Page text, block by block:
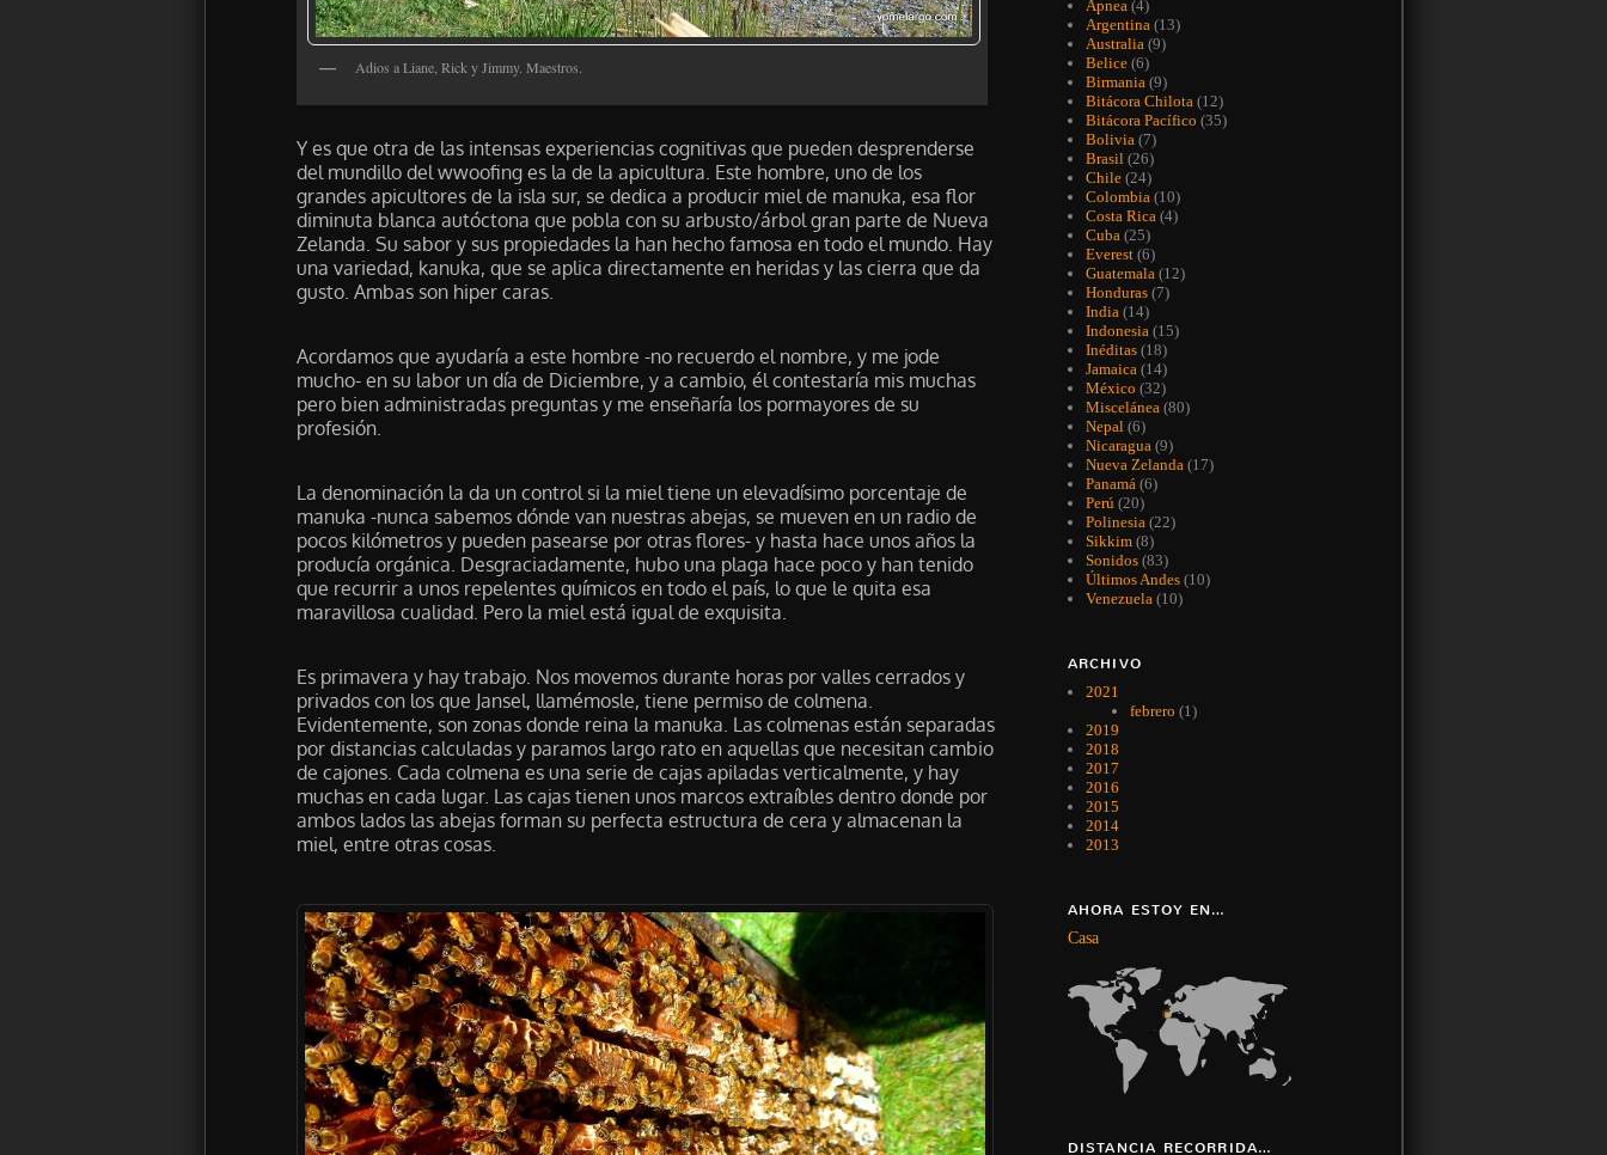
Adios a Liane, Rick y Jimmy. Maestros.
Y es que otra de las intensas experiencias cognitivas que pueden desprenderse
del mundillo del wwoofing es la de la apicultura. Este hombre, uno de los
grandes apicultores de la isla sur, se dedica a producir miel de manuka, esa flor
diminuta blanca autóctona que pobla con su arbusto/árbol gran parte de Nueva
Zelanda. Su sabor y sus propiedades la han hecho famosa en todo el mundo. Hay
una variedad, kanuka, que se aplica directamente en heridas y las cierra que da
gusto. Ambas son hiper caras.
Acordamos que ayudaría a este hombre -no recuerdo el nombre, y me jode
mucho- en su labor un día de Diciembre, y a cambio, él contestaría mis muchas
pero bien administradas preguntas y me enseñaría los pormayores de su
profesión.
La denominación la da un control si la miel tiene un elevadísimo porcentaje de
manuka -nunca sabemos dónde van nuestras abejas, se mueven en un radio de
pocos kilómetros y pueden pasearse por otras flores- y hasta hace unos años la
producía orgánica. Desgraciadamente, hubo una plaga hace poco y han tenido
que recurrir a unos repelentes químicos en todo el país, lo que le quita esa
maravillosa cualidad. Pero la miel está igual de exquisita.
Es primavera y hay trabajo. Nos movemos durante horas por valles cerrados y
privados con los que Jansel, llamémosle, tiene permiso de colmena.
Evidentemente, son zonas donde reina la manuka. Las colmenas están separadas
por distancias calculadas y paramos largo rato en aquellas que necesitan cambio
de cajones. Cada colmena es una serie de cajas apiladas verticalmente, y hay
muchas en cada lugar. Las cajas tienen unos marcos extraíbles dentro donde por
ambos lados las abejas forman su perfecta estructura de cera y almacenan la
miel, entre otras cosas.
Apnea(4)
Argentina(13)
Australia(9)
Belice(6)
Birmania(9)
Bitácora Chilota(12)
Bitácora Pacífico (35)
Bolivia(7)
Brasil(26)
Chile(24)
Colombia(10)
Costa Rica(4)
Cuba(25)
Everest(6)
Guatemala(12)
Honduras(7)
India(14)
Indonesia(15)
Inéditas(18)
Jamaica(14)
México (32)
Miscelánea(80)
Nepal(6)
Nicaragua(9)
Nueva Zelanda(17)
Panamá(6)
Perú (20)
Polinesia(22)
Sikkim(8)
Sonidos(83)
Últimos Andes(10)
Venezuela(10)
ARCHIVO
2021
febrero (1)
2019
2018
2017
2016
2015
2014
2013
AHORA ESTOY EN…
Casa
DISTANCIA RECORRIDA…